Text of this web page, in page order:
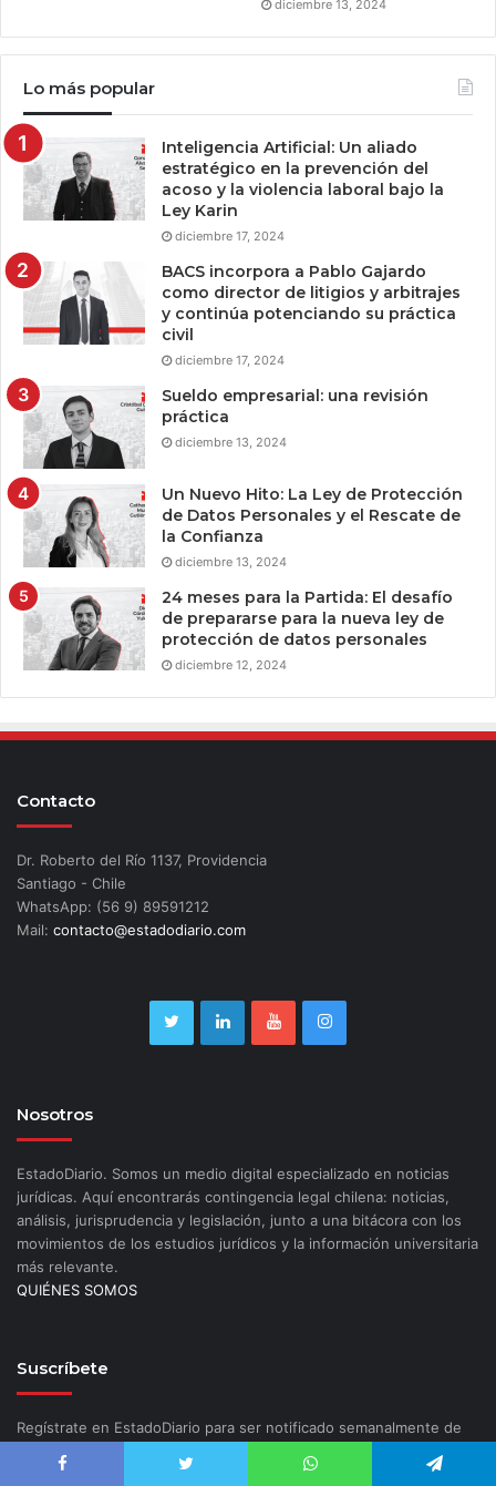
diciembre 13, 2024
Lo más popular
Inteligencia Artificial: Un aliado
estratégico en la prevención del
acoso y la violencia laboral bajo la
Ley Karin
diciembre 17, 2024
BACS incorpora a Pablo Gajardo
como director de litigios y arbitrajes
y continúa potenciando su práctica
civil
diciembre 17, 2024
Sueldo empresarial: una revisión
práctica
diciembre 13, 2024
Un Nuevo Hito: La Ley de Protección
de Datos Personales y el Rescate de
la Confianza
diciembre 13, 2024
24 meses para la Partida: El desafío
de prepararse para la nueva ley de
protección de datos personales
diciembre 12, 2024
Contacto
Dr. Roberto del Río 1137, Providencia
Santiago - Chile
WhatsApp: (56 9) 89591212
Mail: contacto@estadodiario.com
Nosotros
EstadoDiario. Somos un medio digital especializado en noticias
jurídicas. Aquí encontrarás contingencia legal chilena: noticias,
análisis, jurisprudencia y legislación, junto a una bitácora con los
movimientos de los estudios jurídicos y la información universitaria
más relevante.
QUIÉNES SOMOS
Suscríbete
Regístrate en EstadoDiario para ser notificado semanalmente de
SUSCRÍBETE